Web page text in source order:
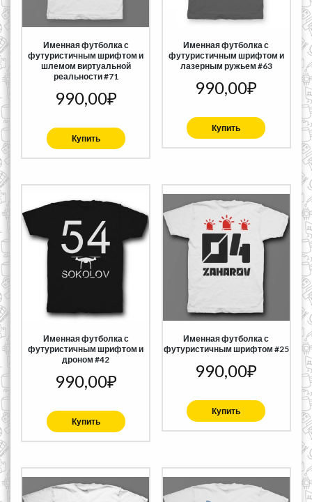
Именная футболка с
футуристичным шрифтом и
шлемом виртуальной
реальности #71
990,00₽
Купить
Именная футболка с
футуристичным шрифтом и
лазерным ружьем #63
990,00₽
Купить
Именная футболка с
футуристичным шрифтом и
дроном #42
990,00₽
Купить
Именная футболка с
футуристичным шрифтом #25
990,00₽
Купить